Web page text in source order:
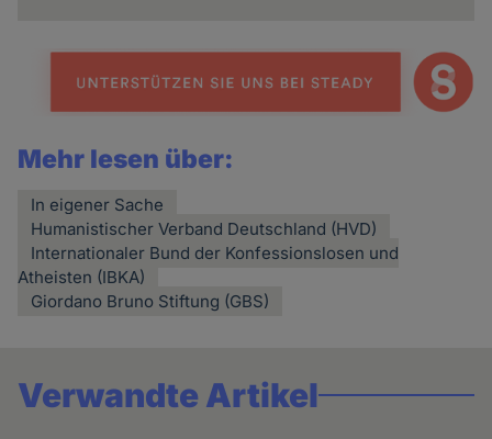
Mehr lesen über:
In eigener Sache
Humanistischer Verband Deutschland (HVD)
Internationaler Bund der Konfessionslosen und
Atheisten (IBKA)
Giordano Bruno Stiftung (GBS)
Verwandte Artikel